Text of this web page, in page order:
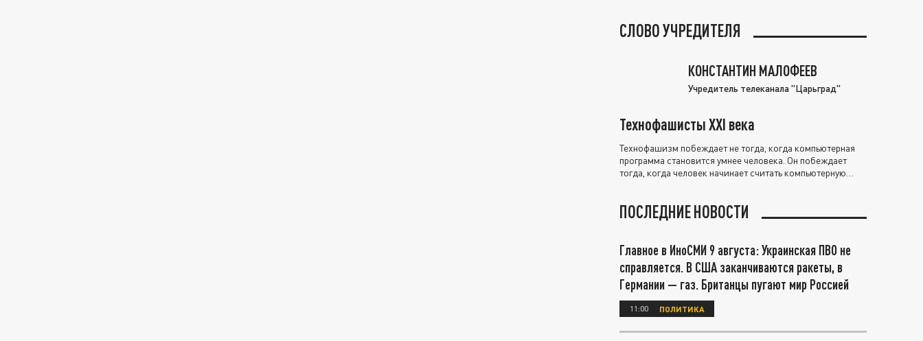
СЛОВО УЧРЕДИТЕЛЯ
КОНСТАНТИН МАЛОФЕЕВ
Учредитель телеканала "Царьград"
Технофашисты XXI века
Технофашизм побеждает не тогда, когда компьютерная
программа становится умнее человека. Он побеждает
тогда, когда человек начинает считать компьютерную
ПОСЛЕДНИЕ НОВОСТИ
Главное в ИноСМИ 9 августа: Украинская ПВО не
справляется. В США заканчиваются ракеты, в
Германии — газ. Британцы пугают мир Россией
11:00 ПОЛИТИКА